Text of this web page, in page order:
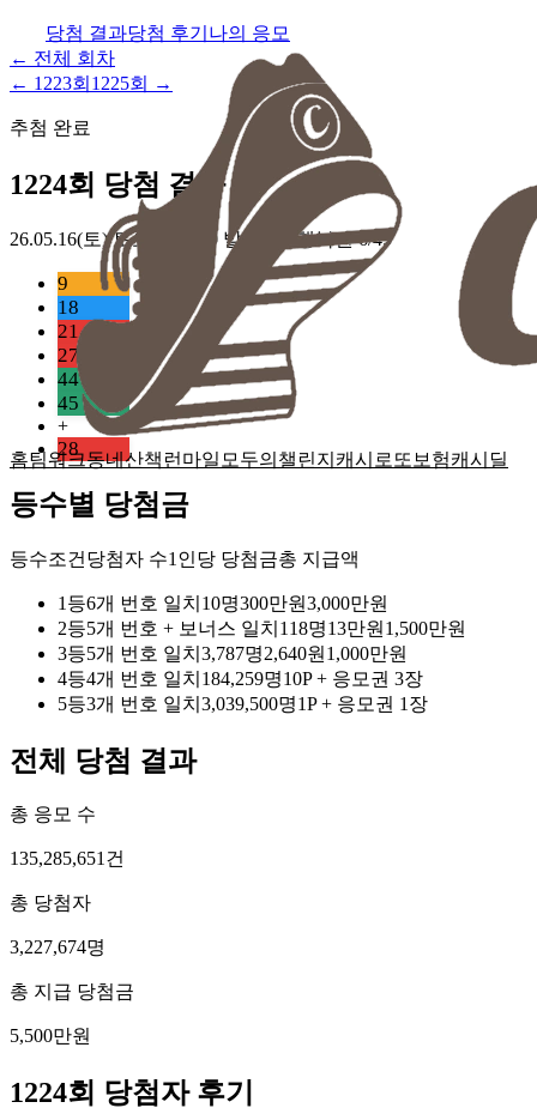
홈팀워크동네산책 런마일 모두의챌린지 캐시로또 보험캐시딜
당첨 결과당첨 후기 나의 응모
← 전체 회차
← 1223회 1225회 →
추첨 완료
1224회 당첨 결과
26.05.16(토)토요일 22:00 발표 · 동행복권 6/45
9
18
21
27
44
45
+
28
등수별 당첨금
등수조건 당첨자 수1인당 당첨금총 지급액
1 등6개 번호 일치 10명300만원3,000만원
2등5개 번호 + 보너스 일치 118명13만원 1,500만원
3등5개 번호 일치 3,787명2,640원 1,000만원
4등4개 번호 일치 184,259명10P+ 응모권 3장
5등3개 번호 일치 3,039,500명1P+ 응모권 1장
전체 당첨 결과
총 응모 수
135,285,651건
총 당첨자
3,227,674명
총 지급 당첨금
5,500만원
1224회 당첨자 후기